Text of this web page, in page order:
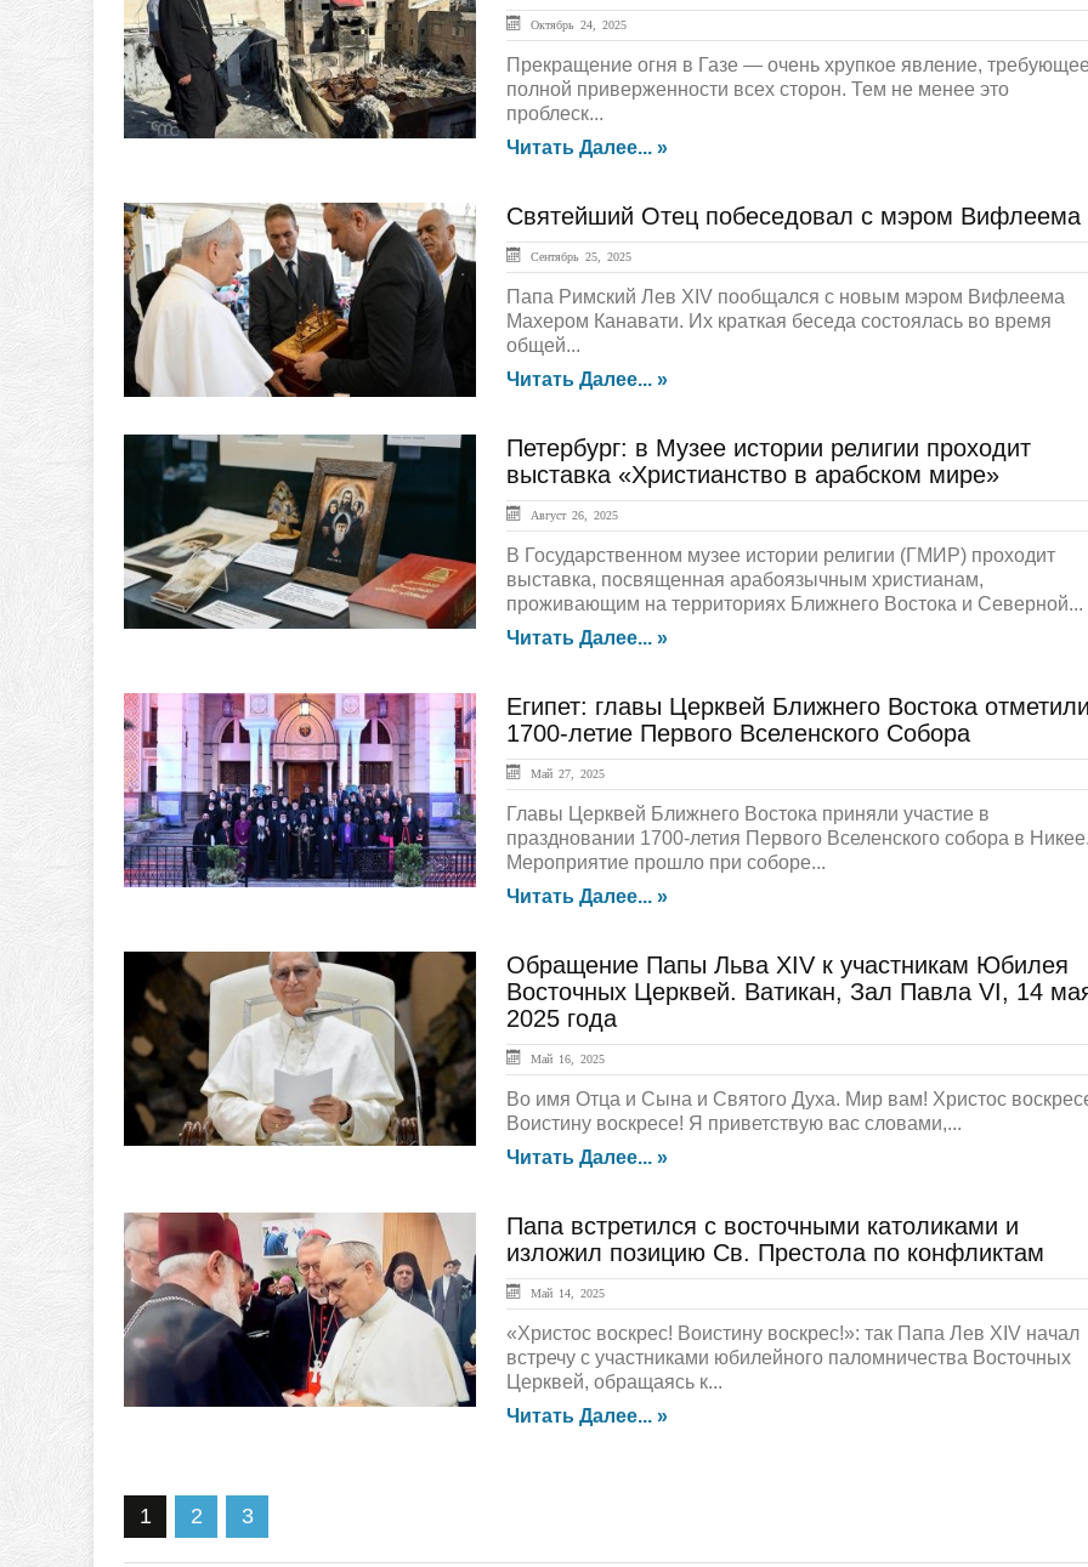
Октябрь 24, 2025
Прекращение огня в Газе — очень хрупкое явление,
полной приверженности всех сторон. Тем не менее это
проблеск...
Читать Далее... »
ЛЕНТА НОВОСТЕЙ
Святейший Отец побеседовал с мэром Вифлеема
Сентябрь 25, 2025
Папа Римский Лев XIV пообщался с новым мэром Вифлеема
Махером Канавати. Их краткая беседа состоялась во время
общей...
Читать Далее... »
ЛЕНТА НОВОСТЕЙ
Петербург: в Музее истории религии проходит
выставка «Христианство в арабском мире»
Август 26, 2025
В Государственном музее истории религии (ГМИР) проходит
выставка, посвященная арабоязычным христианам,
проживающим на территориях Ближнего Востока и Северной...
Читать Далее... »
ЛЕНТА НОВОСТЕЙ
Египет: главы Церквей Ближнего Востока
1700-летие Первого Вселенского Собора
Май 27, 2025
Главы Церквей Ближнего Востока приняли участие в
праздновании 1700-летия Первого Вселенского собора в
Мероприятие прошло при соборе...
Читать Далее... »
ЛЕНТА НОВОСТЕЙ
Обращение Папы Льва XIV к участникам Юбилея
Восточных Церквей. Ватикан, Зал Павла VI, 14
2025 года
Май 16, 2025
Во имя Отца и Сына и Святого Духа. Мир вам! Христос
Воистину воскресе! Я приветствую вас словами,...
Читать Далее... »
ГЛАВНАЯ
Папа встретился с восточными католиками и
изложил позицию Св. Престола по конфликтам
Май 14, 2025
«Христос воскрес! Воистину воскрес!»: так Папа Лев XIV начал
встречу с участниками юбилейного паломничества Восточных
Церквей, обращаясь к...
Читать Далее... »
1 2 3